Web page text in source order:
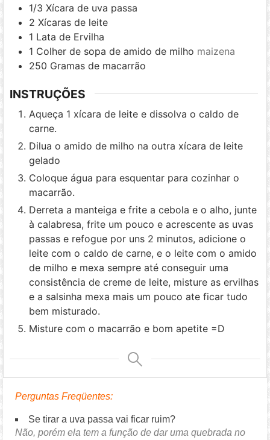
1/3 Xícara de uva passa
2 Xícaras de leite
1 Lata de Ervilha
1 Colher de sopa de amido de milho maizena
250 Gramas de macarrão
INSTRUÇÕES
Aqueça 1 xícara de leite e dissolva o caldo de
carne.
Dilua o amido de milho na outra xícara de leite
gelado
Coloque água para esquentar para cozinhar o
macarrão.
Derreta a manteiga e frite a cebola e o alho, junte
à calabresa, frite um pouco e acrescente as uvas
passas e refogue por uns 2 minutos, adicione o
leite com o caldo de carne, e o leite com o amido
de milho e mexa sempre até conseguir uma
consistência de creme de leite, misture as ervilhas
e a salsinha mexa mais um pouco ate ficar tudo
bem misturado.
Misture com o macarrão e bom apetite =D
Perguntas Freqüentes:
Se tirar a uva passa vai ficar ruim?
Não, porém ela tem a função de dar uma quebrada no